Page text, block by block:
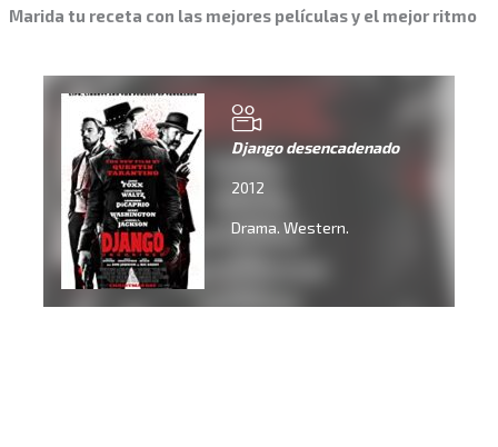
Marida tu receta con las mejores películas y el mejor ritmo
Django desencadenado
2012
Drama. Western.